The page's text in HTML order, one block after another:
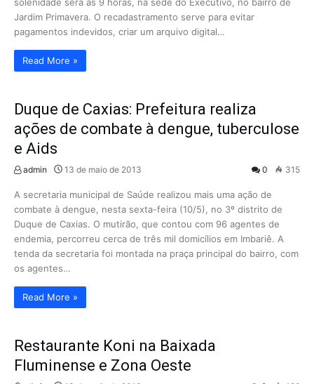
Jardim Primavera. O recadastramento serve para evitar
pagamentos indevidos, criar um arquivo digital…
Read More »
Duque de Caxias: Prefeitura realiza
ações de combate à dengue, tuberculose
e Aids
admin 13 de maio de 2013 0 315
A secretaria municipal de Saúde realizou mais uma ação de
combate à dengue, nesta sexta-feira (10/5), no 3º distrito de
Duque de Caxias. O mutirão, que contou com 96 agentes de
endemia, percorreu cerca de três mil domicílios em Imbariê. A
tenda da secretaria foi montada na praça principal do bairro, com
os agentes…
Read More »
Restaurante Koni na Baixada
Fluminense e Zona Oeste